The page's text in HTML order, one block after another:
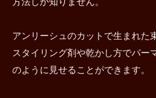
アンリーシュのカットで生まれた
スタイリング剤や乾かし方でパー
のように見せることができます。